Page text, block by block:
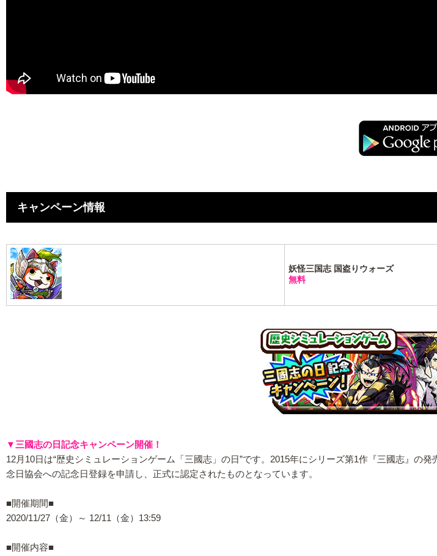
キャンペーン情報
妖怪三国志 国盗りウォーズ
無料
▼三國志の日記念キャンペーン開催！
12月10日は“歴史シミュレーションゲーム「三國志」の日”です。2015年にシリーズ第1作『三國志』の
念日協会への記念日登録を申請し、正式に認定されたものとなっています。
■開催期間■
2020/11/27（金）～ 12/11（金）13:59
■開催内容■